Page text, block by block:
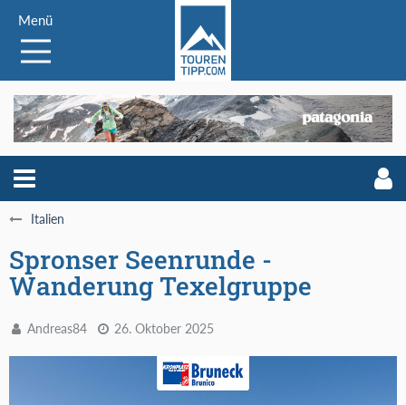
Menü
Italien
Spronser Seenrunde -
Wanderung Texelgruppe
Andreas84 26. Oktober 2025